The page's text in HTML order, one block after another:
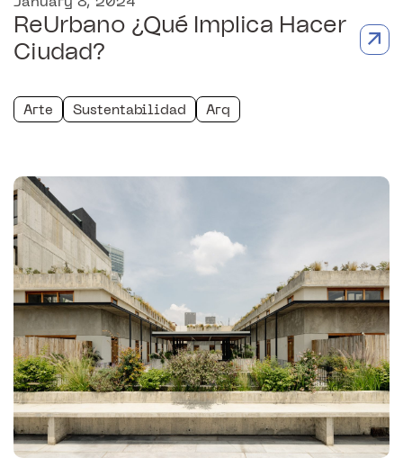
ReUrbano ¿Qué Implica Hacer
Ciudad?
Arte Sustentabilidad Arq